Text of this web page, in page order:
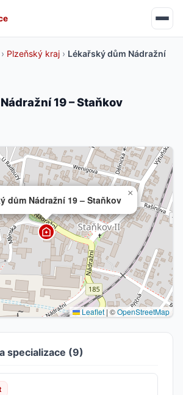
› Plzeňský kraj › Lékařský dům Nádražní
19 – Staňkov
dům Nádražní 19 – Staňkov
×
Leaflet | ©OpenStreetMap
specializace (9)